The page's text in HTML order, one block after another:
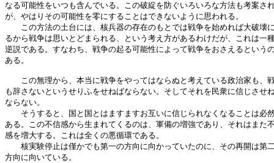
なる可能性をいつも含んでいる。この破綻を防ぐいろいろな方法も考案さ
が、やはりその可能性を零にすることはできないように思われる。
この方法の土台には、核兵器の存在のもとでは戦争を始めれば大破壊
るから戦争は思いとどまられる、という考え方があるわけだが、これは一
逆説である。すなわち、戦争の起る可能性によって戦争をおさえるという
ある。
この無理から、本当に戦争をやってはならぬと考えている政治家も、
も辞さないというせりふをせねばならない。そしてそれを民衆に信じさせ
ならない。
そうすると、国と国とはますますお互いに信じられなくなることは必
ある。この不信感から生まれてくるのは、軍備の増強であり、それはまた
感を増大する。これは全くの悪循環である。
核実験停止は僅かでも第一の方向に向かっていたのに、その再開は第
方向に向いている。